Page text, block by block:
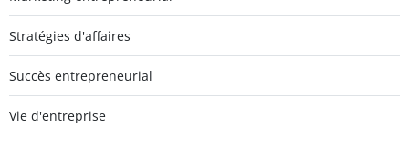
Stratégies d'affaires
Succès entrepreneurial
Vie d'entreprise